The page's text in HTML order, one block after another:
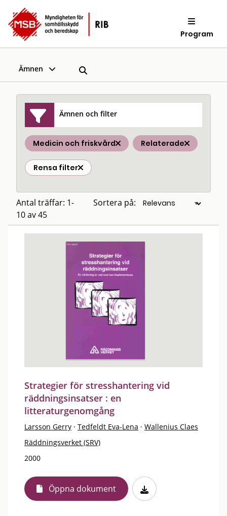
Program
Ämnen
Ämnen och filter
Medicin och friskvård Relaterade
Rensa filter
Antal träffar: 1-
10 av 45
Sortera på:
Strategier för stresshantering vid
räddningsinsatser : en
litteraturgenomgång
Larsson Gerry · Tedfeldt Eva-Lena · Wallenius Claes
Räddningsverket (SRV)
2000
Öppna dokument